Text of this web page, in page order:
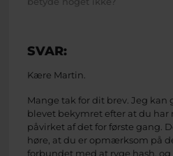
SVAR:
Kære Martin.
Mange tak for dit brev. Jeg kan
blevet bekymret efter at du har
påvirket af det for første gang.
høre, at du er opmærksom på
forbundet med at ryge hash,